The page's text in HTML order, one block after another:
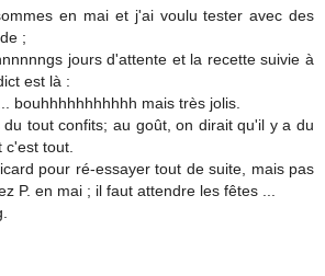
en mai et j'ai voulu tester avec des
;
jours d'attente et la recette suivie à
est là :
bouhhhhhhhhhhh mais très jolis.
du tout confits; au goût, on dirait qu'il y a du
c'est tout.
pour ré-essayer tout de suite, mais pas
P. en mai ; il faut attendre les fêtes ...